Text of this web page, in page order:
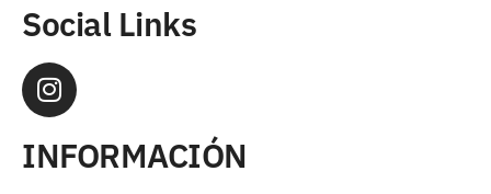
Social Links
INFORMACIÓN